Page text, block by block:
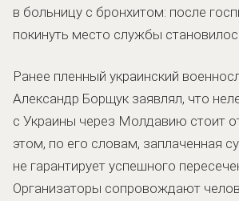
в больницу с бронхитом: после
покинуть место службы
Ранее пленный украинский
Александр Борщук заявлял, что
с Украины через Молдавию стоит
этом, по его словам, заплаченная
не гарантирует успешного
Организаторы сопровождают